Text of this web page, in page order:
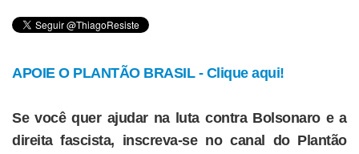
APOIE O PLANTÃO BRASIL - Clique aqui!
Se você quer ajudar na luta contra Bolsonaro e a
direita fascista, inscreva-se no canal do Plantão